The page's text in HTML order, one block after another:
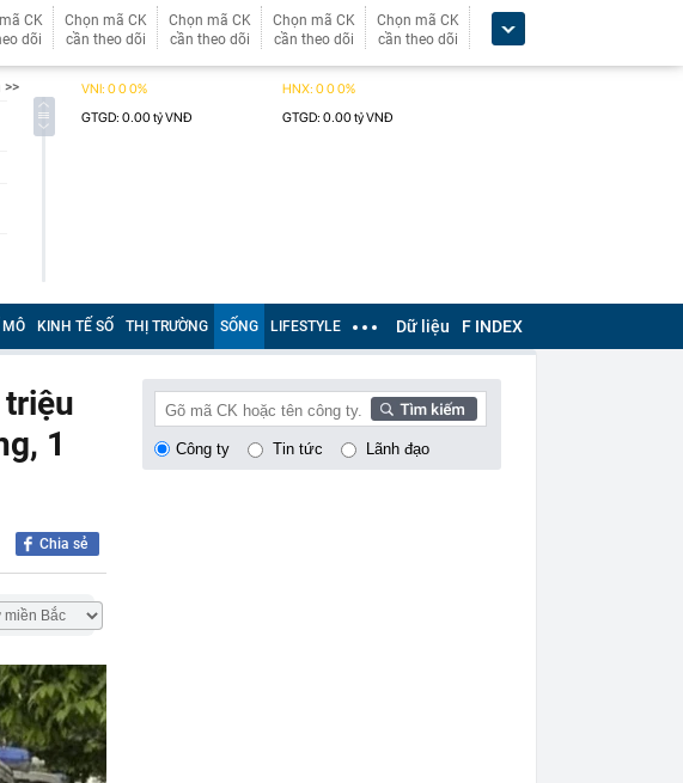
CK
dõi
Chọn mã CK
cần theo dõi
Chọn mã CK
cần theo dõi
Chọn mã CK
cần theo dõi
Chọn mã CK
cần theo dõi
MÔ KINH TẾ SỐ THỊ TRƯỜNG SỐNG LIFESTYLE Dữ liệu F INDEX
1
Chia sẻ
Công ty Tin tức Lãnh đạo